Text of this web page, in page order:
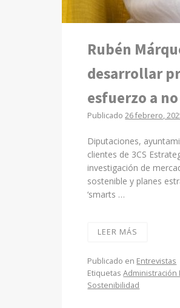
Rubén
desarrollar
esfuerzo a
Publicado26 febrero,
Diputaciones,
clientes de 3CS
investigación de
sostenible y planes
‘smarts …
LEER MÁS
Publicado en Entrevistas
EtiquetasAdministración
Sostenibilidad